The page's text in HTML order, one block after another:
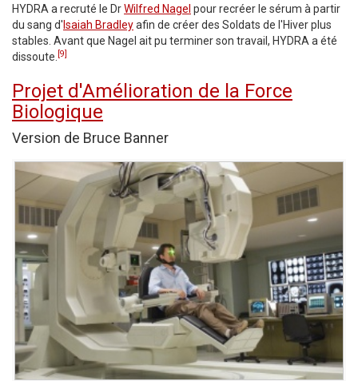
HYDRA a recruté le DrWilfred Nagel pour recréer le sérum à partir
du sang d' Isaiah Bradleyafin de créer des Soldats de l'Hiver plus
stables. Avant que Nagel ait pu terminer son travail, HYDRA a été
dissoute. [9]
Projet d'Amélioration de la Force
Biologique
Version de Bruce Banner